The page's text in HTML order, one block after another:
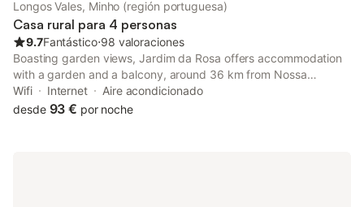
practicar senderismo, ciclismo y pesca.
Longos Vales, Minho (región portuguesa)
Casa rural para 4 personas
9.7Fantástico⋅98 valoraciones
Boasting garden views, Jardim da Rosa offers accommodation
with a garden and a balcony, around 36 km from Nossa
Senhora da Peneda Sanctuary. This property offers access to a
terrace, free private parking and free WiFi.
Wifi Internet
Aire acondicionado
desde 93 € por noche